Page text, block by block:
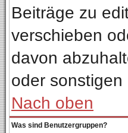
Beiträge zu
verschieben
davon
oder
Nach oben
Was sind Benutzergruppen?